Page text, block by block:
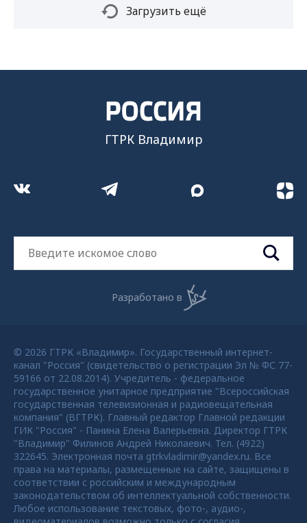
Загрузить ещё
ГТРК Владимир
Разработано в
© 2026 ГТРК «Владимир». Государственный интернет-
канал "Россия" (свидетельство о регистрации Эл № ФС 77-
59166 от 22.08.2014). Учредитель - федеральное
государственное унитарное предприятие "Всероссийская
государственная телевизионная и радиовещательная
компания" (ВГТРК). Главный редактор Главной редакции
ГИК "Россия" - Панина Елена Валерьевна. Директор ГТРК
"Владимир" Филинов Андрей Николаевич. Тел. (4922)
322645. Электронная почта gtrkvladimir@yandex.ru. Все
права на материалы, размещенные на сайте, защищены в
соответствии с российским и международным
законодательством об интеллектуальной собственности.
Любое использование текстовых, фото-, аудио-,